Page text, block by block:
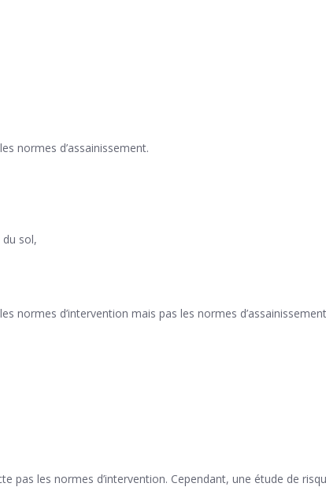
normes d’assainissement.
du sol,
normes d’intervention mais pas les normes
pas les normes d’intervention. Cependant, une étude de